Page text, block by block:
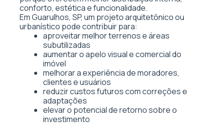
conforto, estética e funcionalidade.
Em Guarulhos, SP, um projeto arquitetônico ou
urbanístico pode contribuir para:
aproveitar melhor terrenos e áreas
subutilizadas
aumentar o apelo visual e comercial do
imóvel
melhorar a experiência de moradores,
clientes e usuários
reduzir custos futuros com correções e
adaptações
elevar o potencial de retorno sobre o
investimento